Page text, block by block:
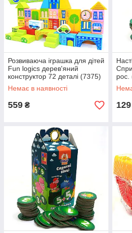
Розвиваюча іграшка для дітей
Fun logics дерев'яний
конструктор 72 деталі (7375)
Немає в наявності
559 ₴
рос.
129